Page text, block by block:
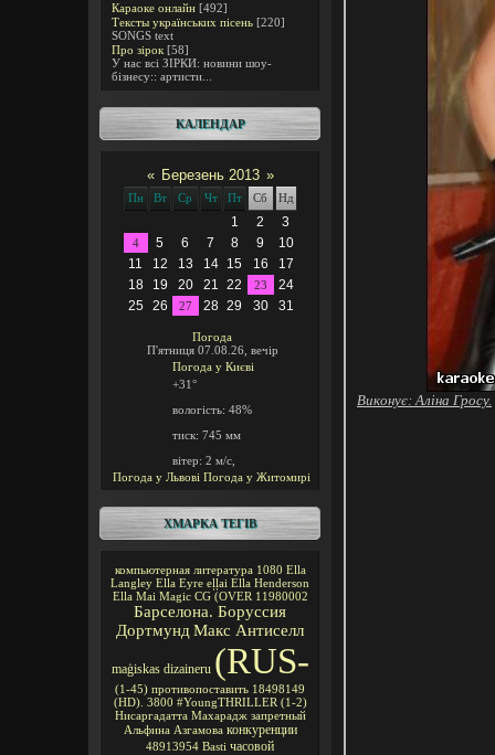
Караоке онлайн [492]
Тексты українських пісень [220]
SONGS text
Про зірок [58]
У нас всі ЗІРКИ: новини шоу-
бізнесу:: артисти...
КАЛЕНДАР
« Березень 2013 »
Пн Вт Ср Чт Пт Сб Нд
1 2 3
4 5 6 7 8 9
10
11
12 13 14 15 16
17
18
19 20 21 22 23
24
25
26 27 28 29 30 31
Погода
П'ятниця 07.08.26, вечір
Погода у Києві
+31°
вологість: 48%
тиск: 745 мм
вітер: 2 м/с,
Погода у Львові Погода у Житомирі
ХМАРКА ТЕГІВ
компьютерная литература 1080 Ella
Langley Ella Eyre eļļai Ella Henderson
Ella Mai Magic CG (OVER 11980002
Барселона. Боруссия
Дортмунд Макс Антиселл
maģiskas dizaineru (RUS-
(1-45) противопоставить 18498149
(HD). 3800 #YoungTHRILLER (1-2)
Нисаргадатта Махарадж запретный
Альфина Азгамова конкуренции
48913954 Basti часовой
Виконує: Аліна Гросу.